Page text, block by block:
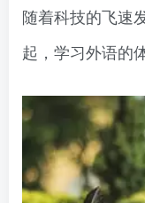
随着科技的飞速
起，学习外语的